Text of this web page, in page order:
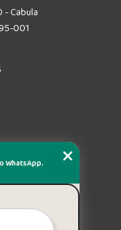
- Cabula
001
WhatsApp.